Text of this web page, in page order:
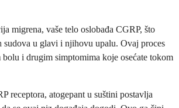
migrena, vaše telo oslobađa CGRP, što
sudova u glavi i njihovu upalu. Ovaj proces
i drugim simptomima koje osećate tokom
receptora, atogepant u suštini postavlja